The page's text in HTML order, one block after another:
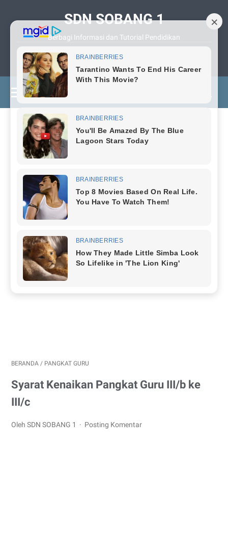
SDN SOBANG 1
Berbagi Informasi dan Tutorial Pendidikan
BERANDA / PANGKAT GURU
Syarat Kenaikan Pangkat Guru III/b ke
III/c
Oleh SDN SOBANG 1 Posting Komentar